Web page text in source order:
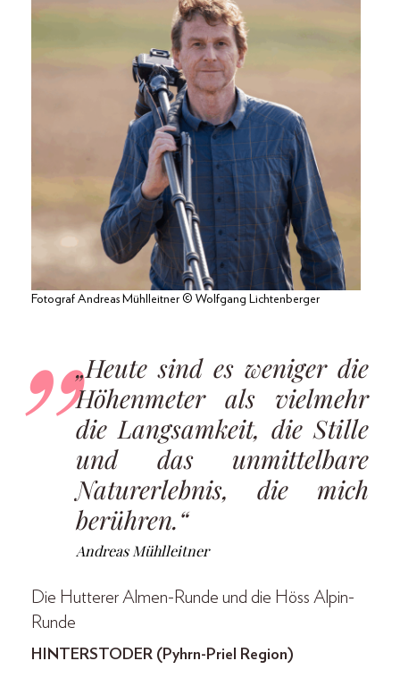
Fotograf Andreas Mühlleitner © Wolfgang Lichtenberger
„Heute sind es weniger die
Höhenmeter als vielmehr
die Langsamkeit, die Stille
und das unmittelbare
Naturerlebnis, die mich
berühren.“
Andreas Mühlleitner
Die Hutterer Almen-Runde und die Höss Alpin-
Runde
HINTERSTODER (Pyhrn-Priel Region)